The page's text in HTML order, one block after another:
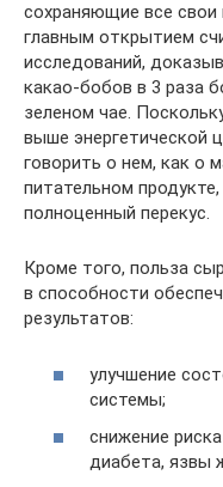
сохраняющие все
главным открытием
исследований,
какао-бобов в 3 раза
зеленом чае.
выше энергетической
говорить о нем, как о
питательном
полноценный перекус.
Кроме того, польза
в способности
результатов:
улучшение
системы;
снижение
диабета, язвы